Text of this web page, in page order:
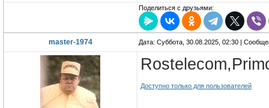
Поделиться с друзьями:
master-1974 Дата: Суббота, 30.08.2025, 02:30 |
Доступно только для пользователей